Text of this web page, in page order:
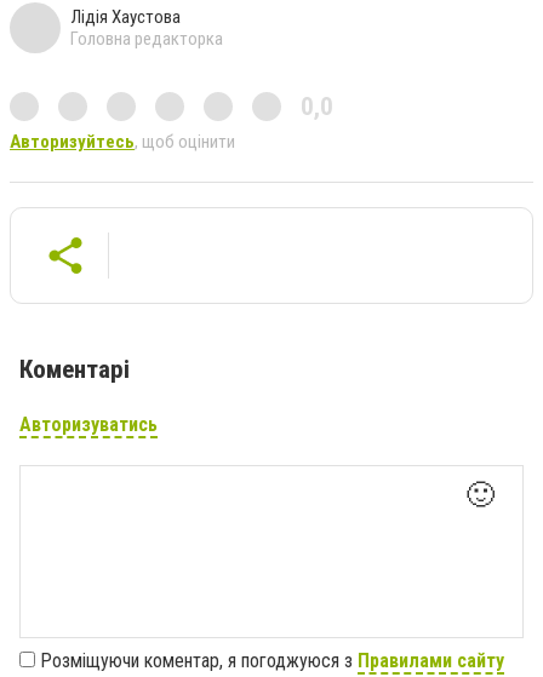
Лідія Хаустова
Головна редакторка
0,0
Авторизуйтесь, щоб оцінити
Коментарі
Авторизуватись
🙂
Розміщуючи коментар, я погоджуюся з Правилами сайту